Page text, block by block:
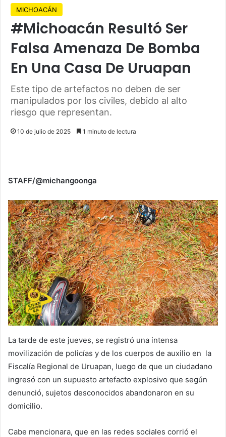
MICHOACÁN
#Michoacán Resultó Ser
Falsa Amenaza De Bomba
En Una Casa De Uruapan
Este tipo de artefactos no deben de ser
manipulados por los civiles, debido al alto
riesgo que representan.
10 de julio de 2025 1 minuto de lectura
STAFF/@michangoonga
La tarde de este jueves, se registró una intensa
movilización de policías y de los cuerpos de auxilio en la
Fiscalía Regional de Uruapan, luego de que un ciudadano
ingresó con un supuesto artefacto explosivo que según
denunció, sujetos desconocidos abandonaron en su
domicilio.
Cabe mencionara, que en las redes sociales corrió el